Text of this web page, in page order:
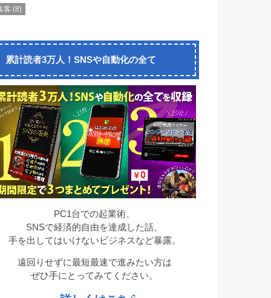
客 (8)
累計読者3万人！SNSや自動化の全て
PC1台での起業術、
SNSで経済的自由を達成した話、
手を出してはいけないビジネスなど暴露。
遠回りせずに最短最速で進みたい方は
ぜひ手にとってみてください。